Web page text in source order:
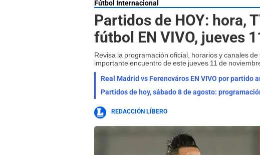
Fútbol Internacional
Partidos de HOY: hora,
fútbol EN VIVO, jueves
Revisa la programación oficial, horarios y canales
importante encuentro de este jueves 11 de
Partidos de hoy, sábado 8 de agosto:
REDACCIÓN LÍBERO